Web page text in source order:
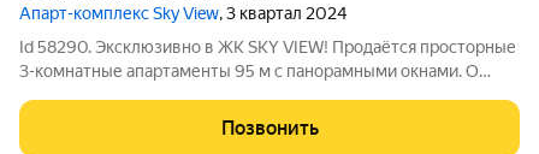
Апарт-комплекс Sky View, 3 квартал 2024
Id 58290. Эксклюзивно в ЖК SKY VIEW! Продаётся просторные
3-комнатные апартаменты 95 м с панорамными окнами. О
девелопера, визитная карточка современной Москвы. Это
город в городе с собственной
Позвонить